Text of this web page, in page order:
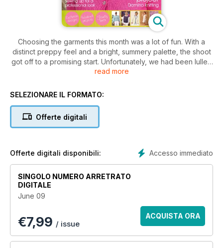
Choosing the garments this month was a lot of fun. With a
distinct preppy feel and a bright, summery palette, the shoot
got off to a promising start. Unfortunately, we had been lulled
into a false sense of security, as the skies abruptly turned a
Horror film and the heavens opened. But, not to be defeated,
grabbing fleeting moments of sunshine before succumbing to
the indoor option. British Summertime had arrived. The
Fairisle and Argyle diamonds, all in traditional styles with a
read more
SELEZIONARE IL FORMATO:
Offerte digitali
Accesso immediato
Offerte digitali disponibili:
SINGOLO NUMERO ARRETRATO
DIGITALE
June 09
€7,99 / issue
ACQUISTA ORA